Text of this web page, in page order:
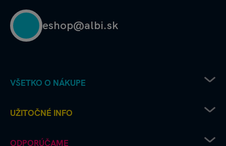
eshop@albi.sk
VŠETKO O NÁKUPE
Recenzie a hodnotenia - ako to chodí u nás
UŽITOČNÉ INFO
ODPORÚČAME